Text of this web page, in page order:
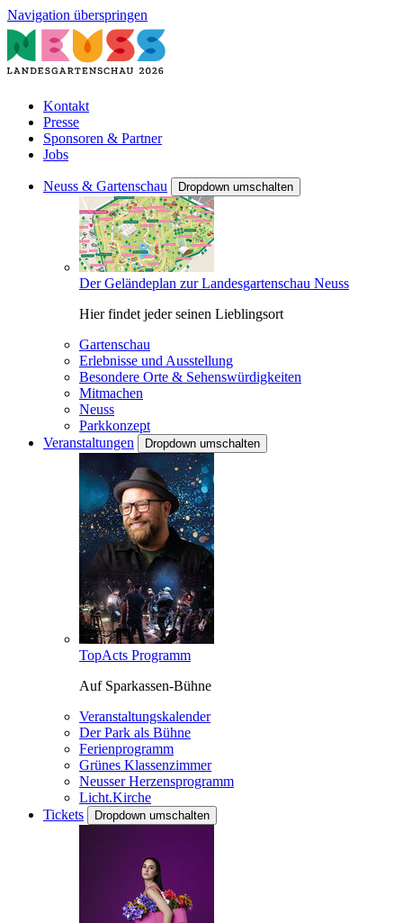
Navigation überspringen
Kontakt
Presse
Sponsoren & Partner
Jobs
Neuss & Gartenschau Dropdown umschalten
Der Geländeplan zur Landesgartenschau Neuss
Hier findet jeder seinen Lieblingsort
Gartenschau
Erlebnisse und Ausstellung
Besondere Orte & Sehenswürdigkeiten
Mitmachen
Neuss
Parkkonzept
Veranstaltungen
Dropdown umschalten
TopActs Programm
Auf Sparkassen-Bühne
Veranstaltungskalender
Der Park als Bühne
Ferienprogramm
Grünes Klassenzimmer
Neusser Herzensprogramm
Licht.Kirche
Tickets
Dropdown umschalten